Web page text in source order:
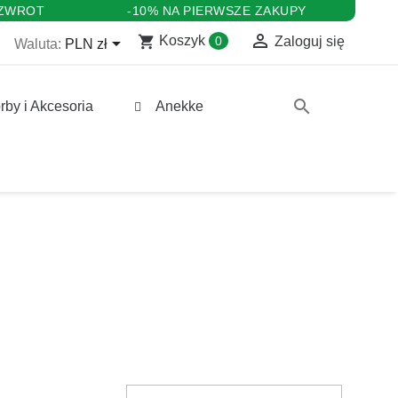
-10% NA PIERWSZE ZAKUPY
Waluta: PLN zł shopping_cart Koszyk 0  Zaloguj się
i Akcesoria Anekke search